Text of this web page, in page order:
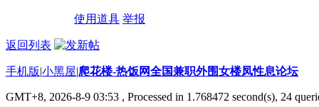
使用道具 举报
返回列表
手机版|小黑屋|爬花楼-热饭网全国兼职外围女楼凤性息论坛
GMT+8, 2026-8-9 03:53 , Processed in 1.768472 second(s), 24